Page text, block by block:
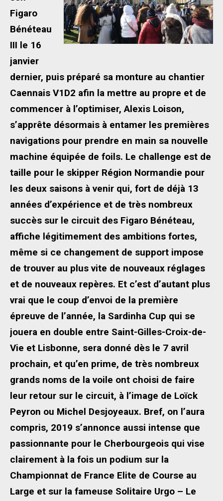
Figaro
Bénéteau
III le 16
janvier
dernier, puis préparé sa monture au chantier
Caennais V1D2 afin la mettre au propre et de
commencer à l’optimiser, Alexis Loison,
s’apprête désormais à entamer les premières
navigations pour prendre en main sa nouvelle
machine équipée de foils. Le challenge est de
taille pour le skipper Région Normandie pour
les deux saisons à venir qui, fort de déjà 13
années d’expérience et de très nombreux
succès sur le circuit des Figaro Bénéteau,
affiche légitimement des ambitions fortes,
même si ce changement de support impose
de trouver au plus vite de nouveaux réglages
et de nouveaux repères. Et c’est d’autant plus
vrai que le coup d’envoi de la première
épreuve de l’année, la Sardinha Cup qui se
jouera en double entre Saint-Gilles-Croix-de-
Vie et Lisbonne, sera donné dès le 7 avril
prochain, et qu’en prime, de très nombreux
grands noms de la voile ont choisi de faire
leur retour sur le circuit, à l’image de Loïck
Peyron ou Michel Desjoyeaux. Bref, on l’aura
compris, 2019 s’annonce aussi intense que
passionnante pour le Cherbourgeois qui vise
clairement à la fois un podium sur la
Championnat de France Elite de Course au
Large et sur la fameuse Solitaire Urgo – Le